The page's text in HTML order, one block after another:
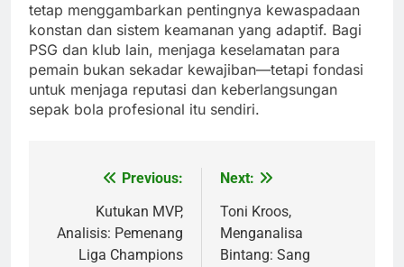
tetap menggambarkan pentingnya kewaspadaan
konstan dan sistem keamanan yang adaptif. Bagi
PSG dan klub lain, menjaga keselamatan para
pemain bukan sekadar kewajiban—tetapi fondasi
untuk menjaga reputasi dan keberlangsungan
sepak bola profesional itu sendiri.
navigation
Previous:
Kutukan MVP,
Analisis: Pemenang
Liga Champions
Next:
Toni Kroos,
Menganalisa
Bintang: Sang